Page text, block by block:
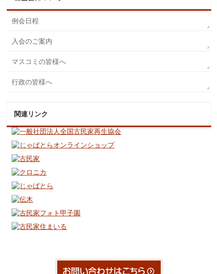
例会日程
入会のご案内
マスコミの皆様へ
行政の皆様へ
関連リンク